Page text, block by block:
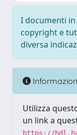
I documenti
copyright e
diversa
Utilizza
un link a
https://